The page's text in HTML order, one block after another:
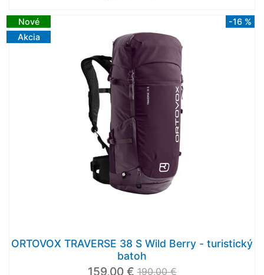
Nové
Akcia
-16 %
ORTOVOX TRAVERSE 38 S Wild Berry - turistický
batoh
159,00 € 190,00 €